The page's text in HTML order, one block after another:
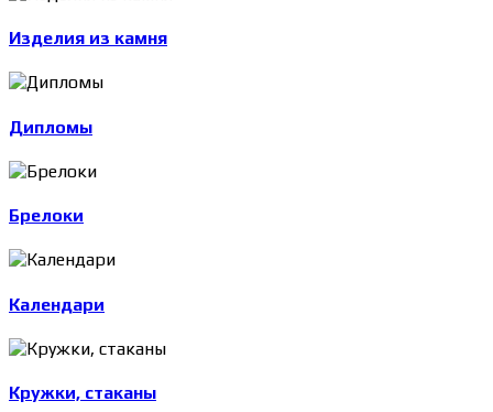
Изделия из камня
Дипломы
Брелоки
Календари
Кружки, стаканы